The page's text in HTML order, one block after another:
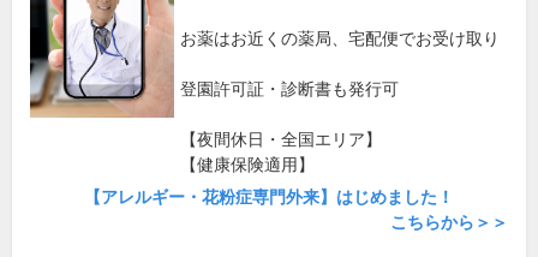
お薬はお近くの薬局、宅配便でお受け取り
登園許可証・診断書も発行可
【夜間休日・全国エリア】
【健康保険適用】
【アレルギー・花粉症専門外来】はじめました！
こちらから＞＞